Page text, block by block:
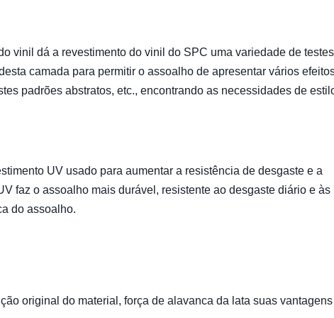
vinil dá a revestimento do vinil do SPC uma variedade de testes
camada para permitir o assoalho de apresentar vários
padrões abstratos, etc., encontrando as necessidades de
UV usado para aumentar a resistência de desgaste e a
faz o assoalho mais durável, resistente ao desgaste diário e às
do assoalho.
original do material, força de alavanca da lata suas